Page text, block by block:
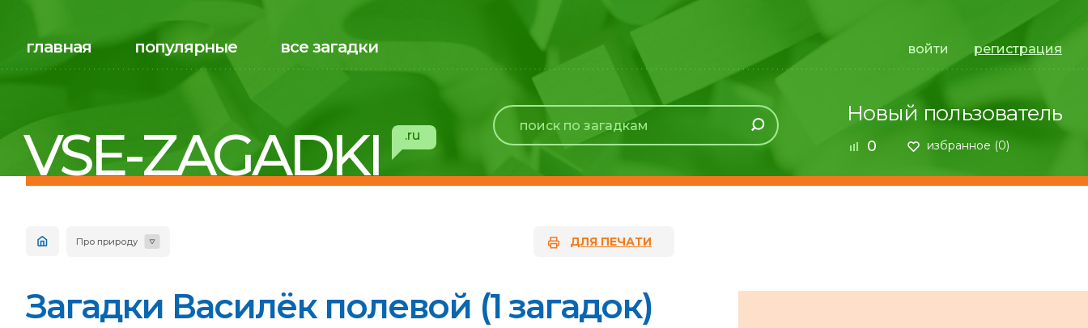
главная популярные все загадки войти регистрация
VSE-ZAGADKI .ru
Новый пользователь
0 избранное (0)
Про природу ДЛЯ ПЕЧАТИ
Загадки Василёк полевой (1 загадок)